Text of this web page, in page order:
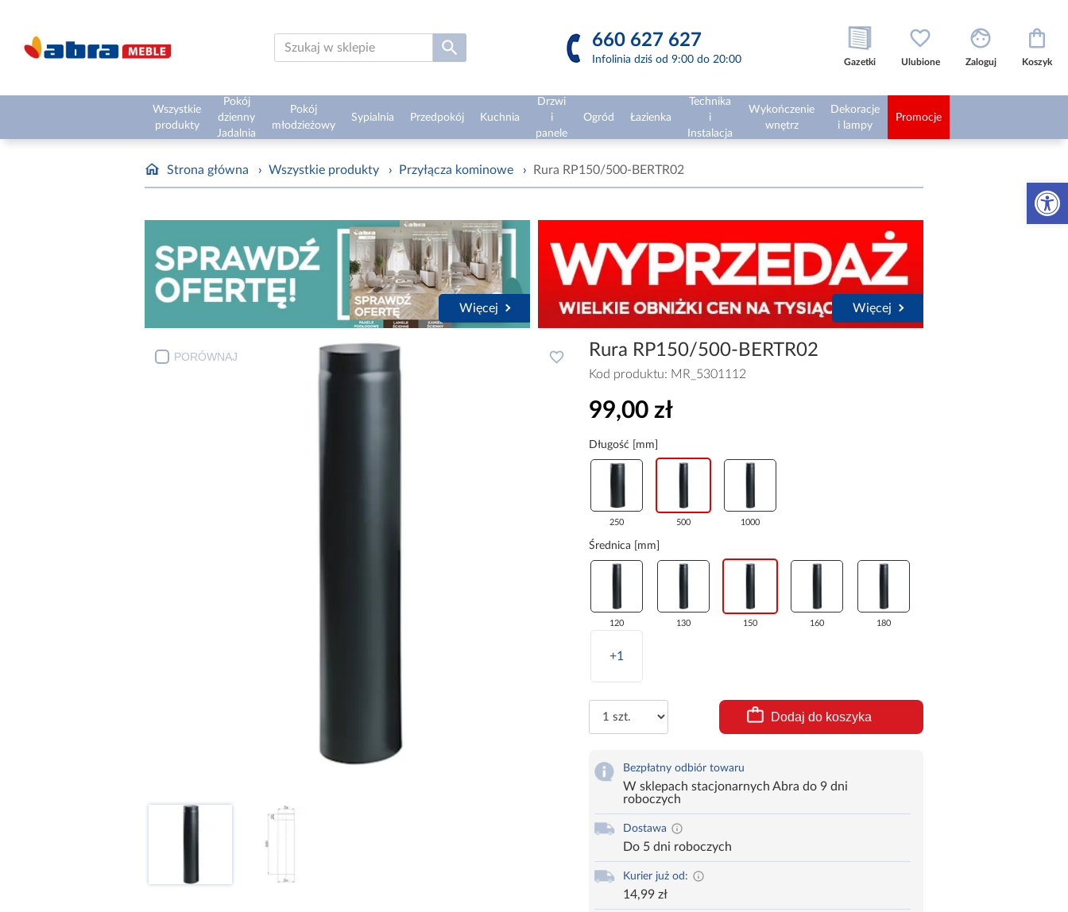
Otwórz
660 627 627
Infolinia dziś od 9:00 do 20:00 Gazetki Ulubione Zaloguj Koszyk
Wszystkie
produkty
Pokój
dzienny
Jadalnia
Pokój
młodzieżowy
Sypialnia Przedpokój Kuchnia
Drzwi
i
panele
Ogród Łazienka
Technika
i
Instalacja
Wykończenie
wnętrz
Dekoracje
i lampy
Promocje
Strona główna › Wszystkie produkty › Przyłącza kominowe › Rura RP150/500-BERTR02
Więcej Więcej
PORÓWNAJ Rura RP150/500-BERTR02
Kod produktu: MR_5301112
99,00 zł
Długość [mm]
250 500 1000
Średnica [mm]
120 130 150 160 180
+1
Dodaj do koszyka
Bezpłatny odbiór towaru
W sklepach stacjonarnych Abra do 9 dni
roboczych
Dostawa
Do 5 dni roboczych
Kurier już od:
14,99 zł